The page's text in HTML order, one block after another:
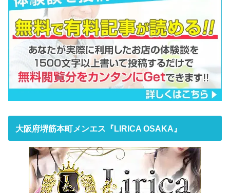
大阪府堺筋本町メンエス『LIRICA OSAKA』